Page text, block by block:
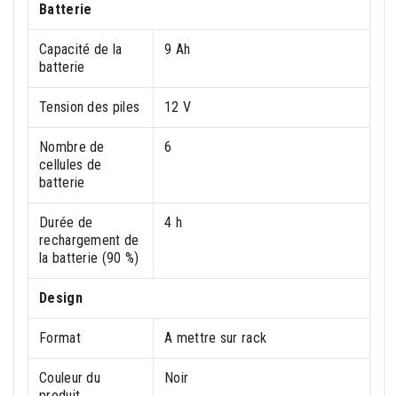
Batterie
Capacité de la
batterie
9 Ah
Tension des piles 12 V
Nombre de
cellules de
batterie
6
Durée de
rechargement de
la batterie (90 %)
4 h
Design
Format A mettre sur rack
Couleur du
Noir